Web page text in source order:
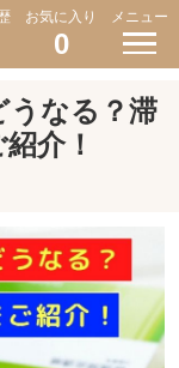
お気に入り
0
メニュー
うなる？滞
介！